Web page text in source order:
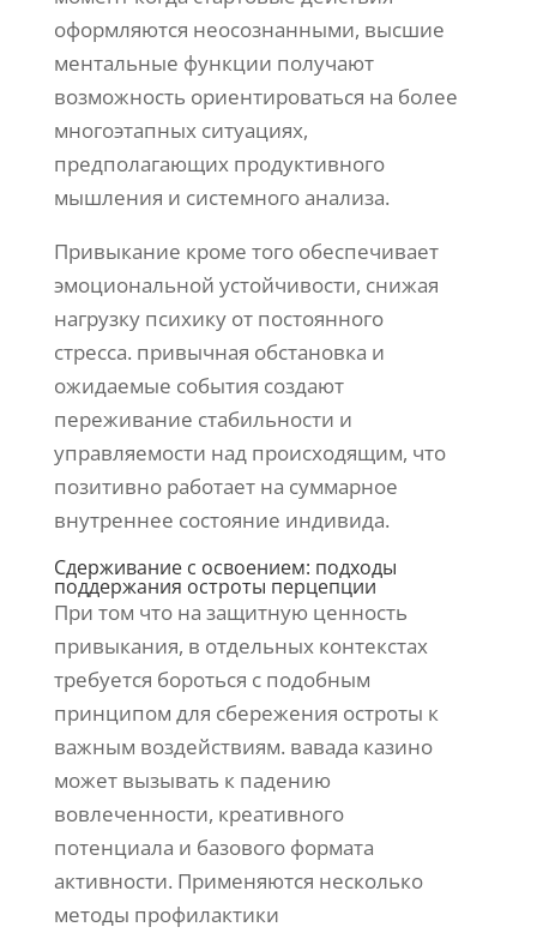
оформляются неосознанными, высшие
ментальные функции получают
возможность ориентироваться на более
многоэтапных ситуациях,
предполагающих продуктивного
мышления и системного анализа.
Привыкание кроме того обеспечивает
эмоциональной устойчивости, снижая
нагрузку психику от постоянного
стресса. привычная обстановка и
ожидаемые события создают
переживание стабильности и
управляемости над происходящим, что
позитивно работает на суммарное
внутреннее состояние индивида.
Сдерживание с освоением: подходы
поддержания остроты перцепции
При том что на защитную ценность
привыкания, в отдельных контекстах
требуется бороться с подобным
принципом для сбережения остроты к
важным воздействиям. вавада казино
может вызывать к падению
вовлеченности, креативного
потенциала и базового формата
активности. Применяются несколько
методы профилактики